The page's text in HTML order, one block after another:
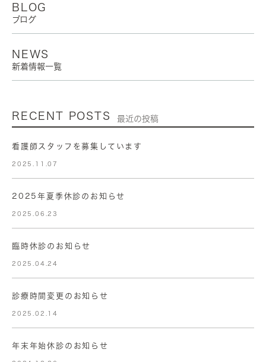
BLOG
ブログ
NEWS
新着情報一覧
RECENT POSTS 最近の投稿
看護師スタッフを募集しています
2025.11.07
2025年夏季休診のお知らせ
2025.06.23
臨時休診のお知らせ
2025.04.24
診療時間変更のお知らせ
2025.02.14
年末年始休診のお知らせ